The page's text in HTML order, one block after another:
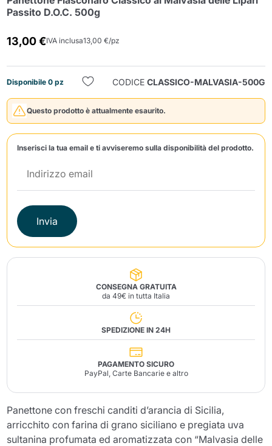
Passito D.O.C. 500g
13,00 €IVA inclusa13,00 €/pz
Disponibile 0 pz CODICE CLASSICO-MALVASIA-500G
Questo prodotto è attualmente esaurito.
Inserisci la tua email e ti avviseremo sulla disponibilità del prodotto.
Invia
CONSEGNA GRATUITA
da 49€ in tutta Italia
SPEDIZIONE IN 24H
PAGAMENTO SICURO
PayPal, Carte Bancarie e altro
Panettone con freschi canditi d’arancia di Sicilia,
arricchito con farina di grano siciliano e pregiata uva
sultanina profumata ed aromatizzata con “Malvasia delle
Invia